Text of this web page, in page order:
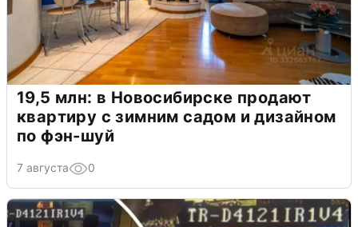
19,5 млн: в Новосибирске продают
квартиру с зимним садом и дизайном
по фэн-шуй
7 августа 0